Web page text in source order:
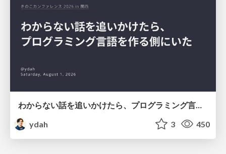
ydah
3 450